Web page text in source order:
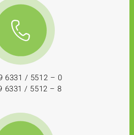
6331 / 5512 – 0
6331 / 5512 – 8